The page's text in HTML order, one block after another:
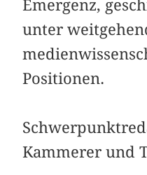
Emergenz,
unter
Positionen.
Kammerer und